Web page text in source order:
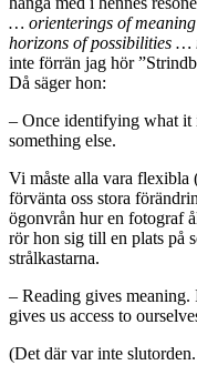
… orienterings of
horizons of possibilities
inte förrän jag hör
Då säger hon:
– Once identifying what it
something else.
Vi måste alla vara flexibla
förvänta oss stora
ögonvrån hur en fotograf
rör hon sig till en plats på
strålkastarna.
– Reading gives
gives us access to
(Det där var inte